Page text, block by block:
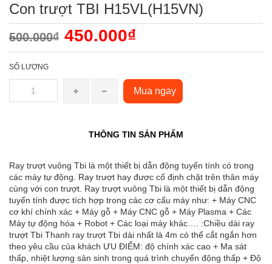
Con trượt TBI H15VL(H15VN)
500.000₫ 450.000₫
SỐ LƯỢNG
Mua ngay
THÔNG TIN SẢN PHẨM
Ray trượt vuông Tbi là một thiết bị dẫn động tuyến tính có trong
các máy tự động. Ray trượt hay được cố định chặt trên thân máy
cùng với con trượt. Ray trượt vuông Tbi là một thiết bị dẫn động
tuyến tính được tích hợp trong các cơ cấu máy như: + Máy CNC
cơ khí chính xác + Máy gỗ + Máy CNC gỗ + Máy Plasma + Các
Máy tự động hóa + Robot + Các loại máy khác…. :Chiều dài ray
trượt Tbi Thanh ray trượt Tbi dài nhất là 4m có thể cắt ngắn hơn
theo yêu cầu của khách ƯU ĐIỂM: độ chính xác cao + Ma sát
thấp, nhiệt lượng sản sinh trong quá trình chuyển động thấp + Độ